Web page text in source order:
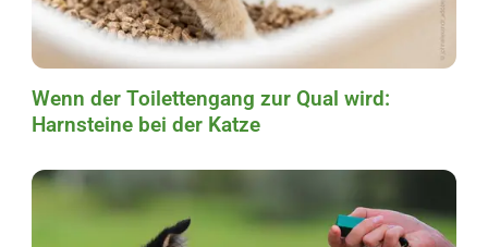
Wenn der Toilettengang zur Qual wird:
Harnsteine bei der Katze